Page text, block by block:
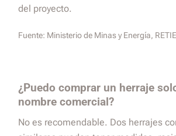
del proyecto.
Fuente: Ministerio de Minas y Energía, RETIE
¿Puedo comprar un herraje
nombre comercial?
No es recomendable. Dos herrajes